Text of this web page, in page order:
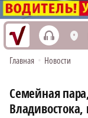
h L
Главная • Новости
Семейная